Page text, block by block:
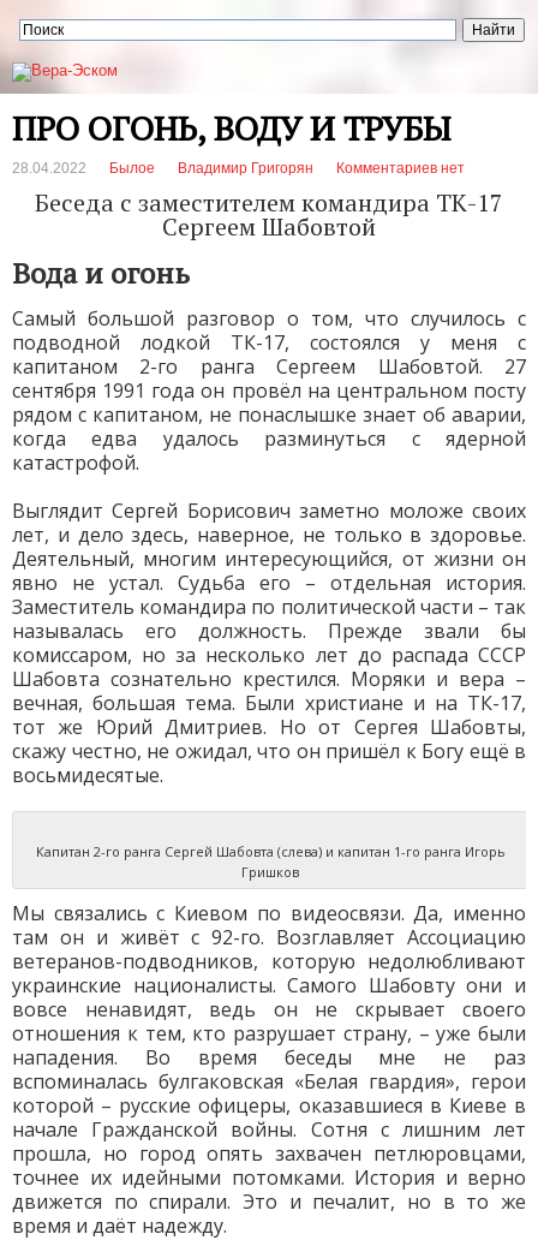
ПРО ОГОНЬ, ВОДУ И ТРУБЫ
28.04.2022 Былое Владимир Григорян Комментариев нет
Беседа с заместителем командира ТК-17
Сергеем Шабовтой
Вода и огонь
Самый большой разговор о том, что случилось с
подводной лодкой ТК-17, состоялся у меня с
капитаном 2-го ранга Сергеем Шабовтой. 27
сентября 1991 года он провёл на центральном посту
рядом с капитаном, не понаслышке знает об аварии,
когда едва удалось разминуться с ядерной
катастрофой.
Выглядит Сергей Борисович заметно моложе своих
лет, и дело здесь, наверное, не только в здоровье.
Деятельный, многим интересующийся, от жизни он
явно не устал. Судьба его – отдельная история.
Заместитель командира по политической части – так
называлась его должность. Прежде звали бы
комиссаром, но за несколько лет до распада СССР
Шабовта сознательно крестился. Моряки и вера –
вечная, большая тема. Были христиане и на ТК-17,
тот же Юрий Дмитриев. Но от Сергея Шабовты,
скажу честно, не ожидал, что он пришёл к Богу ещё в
восьмидесятые.
Капитан 2-го ранга Сергей Шабовта (слева) и капитан 1-го ранга Игорь
Гришков
Мы связались с Киевом по видеосвязи. Да, именно
там он и живёт с 92-го. Возглавляет Ассоциацию
ветеранов-подводников, которую недолюбливают
украинские националисты. Самого Шабовту они и
вовсе ненавидят, ведь он не скрывает своего
отношения к тем, кто разрушает страну, – уже были
нападения. Во время беседы мне не раз
вспоминалась булгаковская «Белая гвардия», герои
которой – русские офицеры, оказавшиеся в Киеве в
начале Гражданской войны. Сотня с лишним лет
прошла, но город опять захвачен петлюровцами,
точнее их идейными потомками. История и верно
движется по спирали. Это и печалит, но в то же
время и даёт надежду.